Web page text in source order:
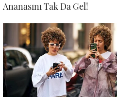
Ananasını Tak Da Gel!